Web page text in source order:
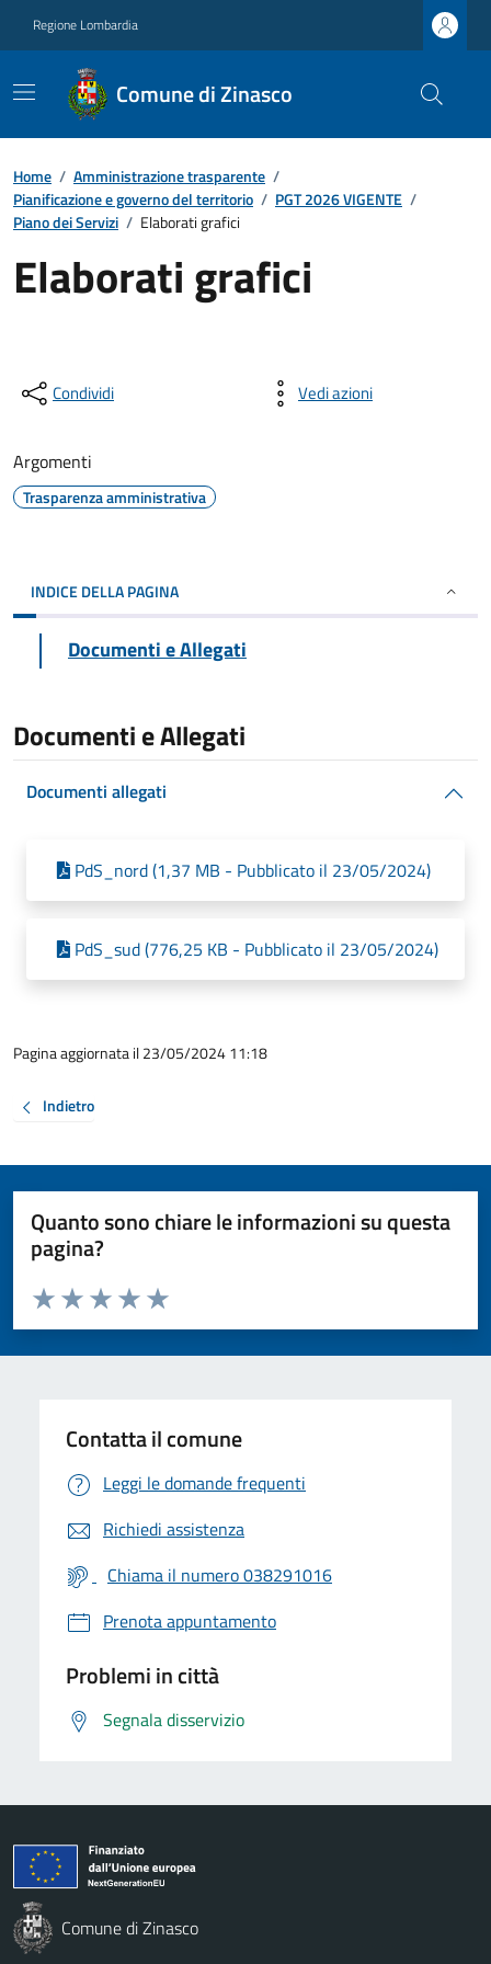
Regione Lombardia
Comune di Zinasco
Home / Amministrazione trasparente /
Pianificazione e governo del territorio / PGT 2026 VIGENTE /
Piano dei Servizi / Elaborati grafici
Elaborati grafici
Condividi Vedi azioni
Argomenti
Trasparenza amministrativa
INDICE DELLA PAGINA
Documenti e Allegati
Documenti e Allegati
Documenti allegati
PdS_nord (1,37 MB - Pubblicato il 23/05/2024)
PdS_sud (776,25 KB - Pubblicato il 23/05/2024)
Pagina aggiornata il 23/05/2024 11:18
Indietro
Quanto sono chiare le informazioni su questa
pagina?
Valuta da 1 a 5 stelle la pagina
Valuta 5 stelle su 5
Valuta 4 stelle su 5
Valuta 3 stelle su 5
Valuta 2 stelle su 5
Valuta 1 stelle su 5
Contatta il comune
Leggi le domande frequenti
Richiedi assistenza
Chiama il numero 038291016
Prenota appuntamento
Problemi in città
Segnala disservizio
Comune di Zinasco